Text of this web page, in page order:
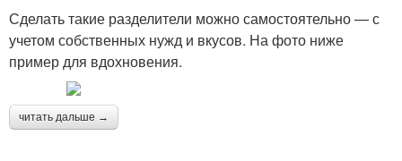
Сделать такие разделители можно самостоятельно — с
учетом собственных нужд и вкусов. На фото ниже
пример для вдохновения.
читать дальше →